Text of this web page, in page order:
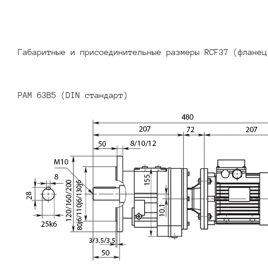
Габаритные и присоединительные размеры RCF37
PAM 63B5 (DIN стандарт)